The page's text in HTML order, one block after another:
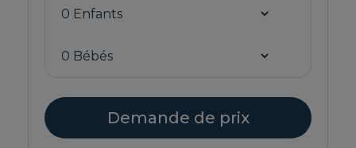
Demande de prix